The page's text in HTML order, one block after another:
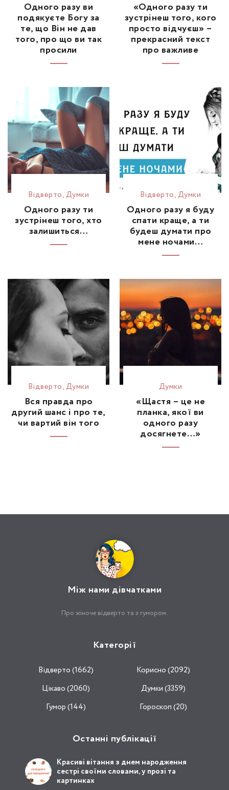
Одного разу ви
подякуєте Богу за
те, що Він не дав
того, про що ви так
просили
«Одного разу ти
зустрінеш того, кого
просто відчуєш» –
прекрасний текст
про важливе
Відвертo,Думки
Одного разу ти
зустрінеш того, хто
залишиться…
Відвертo,Думки
Одного разу я буду
спати краще, а ти
будеш думати про
мене ночами…
Відвертo,Думки
Вся правда про
другий шанс і про те,
чи вартий він того
Думки
«Щастя – це не
планка, якої ви
одного разу
досягнете…»
Між нами дівчатками
Про жіноче відверто та з гумором.
Категорії
Відвертo (1662)
Корисно (2092)
Цікаво (2060)
Думки (3359)
Гумор (144)
Гороскоп (20)
Останні публікації
Красиві вітання з днем народження
сестрі своїми словами, у прозі та
картинках